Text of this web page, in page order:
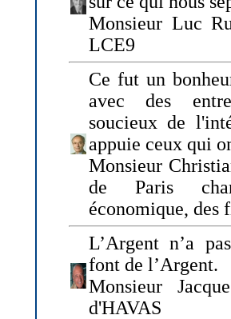
Monsieur Luc
LCE9
Ce fut un
avec des
soucieux de
appuie ceux qui
Monsieur
de Paris
économique, des
L’Argent n’a
font de l’Argent.
Monsieur
d'HAVAS